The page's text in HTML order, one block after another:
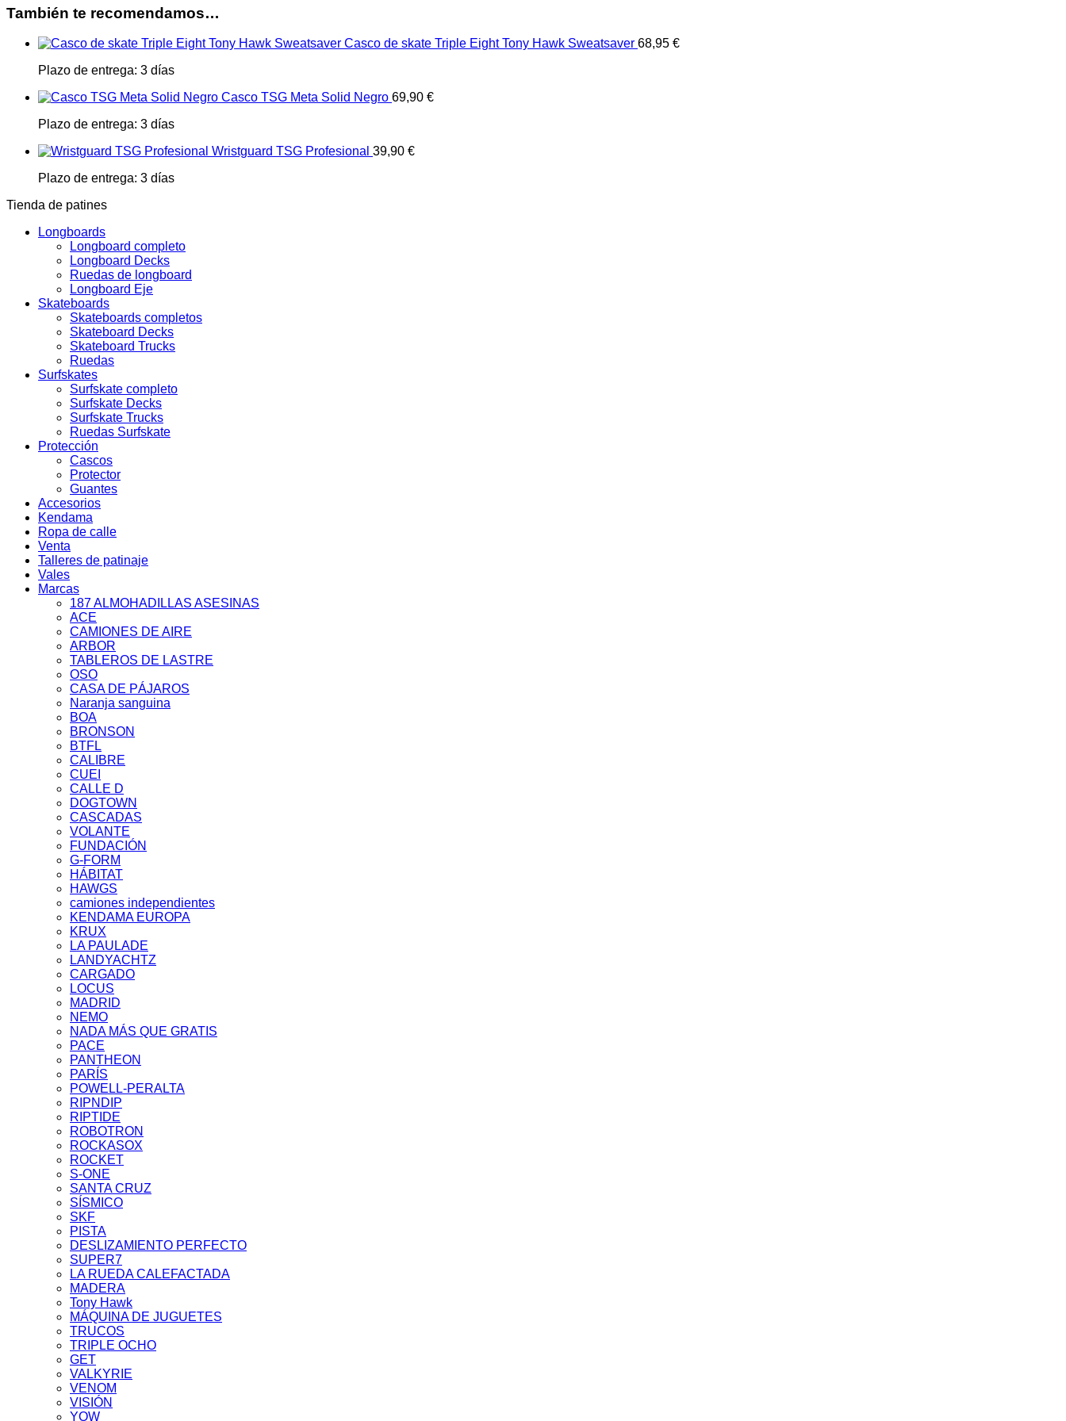
También te recomendamos…
Casco de skate Triple Eight Tony Hawk Sweatsaver 68,95 €
Plazo de entrega: 3 días
Casco TSG Meta Solid Negro 69,90 €
Plazo de entrega: 3 días
Wristguard TSG Profesional 39,90 €
Plazo de entrega: 3 días
Tienda de patines
Longboards
Longboard completo
Longboard Decks
Ruedas de longboard
Longboard Eje
Skateboards
Skateboards completos
Skateboard Decks
Skateboard Trucks
Ruedas
Surfskates
Surfskate completo
Surfskate Decks
Surfskate Trucks
Ruedas Surfskate
Protección
Cascos
Protector
Guantes
Accesorios
Kendama
Ropa de calle
Venta
Talleres de patinaje
Vales
Marcas
187 ALMOHADILLAS ASESINAS
ACE
CAMIONES DE AIRE
ARBOR
TABLEROS DE LASTRE
OSO
CASA DE PÁJAROS
Naranja sanguina
BOA
BRONSON
BTFL
CALIBRE
CUEI
CALLE D
DOGTOWN
CASCADAS
VOLANTE
FUNDACIÓN
G-FORM
HÁBITAT
HAWGS
camiones independientes
KENDAMA EUROPA
KRUX
LA PAULADE
LANDYACHTZ
CARGADO
LOCUS
MADRID
NEMO
NADA MÁS QUE GRATIS
PACE
PANTHEON
PARÍS
POWELL-PERALTA
RIPNDIP
RIPTIDE
ROBOTRON
ROCKASOX
ROCKET
S-ONE
SANTA CRUZ
SÍSMICO
SKF
PISTA
DESLIZAMIENTO PERFECTO
SUPER7
LA RUEDA CALEFACTADA
MADERA
Tony Hawk
MÁQUINA DE JUGUETES
TRUCOS
TRIPLE OCHO
GET
VALKYRIE
VENOM
VISIÓN
YOW